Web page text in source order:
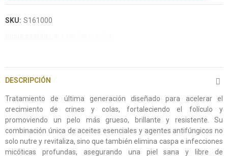
SKU: S161000
DESCRIPCIÓN
Tratamiento de última generación diseñado para acelerar el
crecimiento de crines y colas, fortaleciendo el folículo y
promoviendo un pelo más grueso, brillante y resistente. Su
combinación única de aceites esenciales y agentes antifúngicos no
solo nutre y revitaliza, sino que también elimina caspa e infecciones
micóticas profundas, asegurando una piel sana y libre de